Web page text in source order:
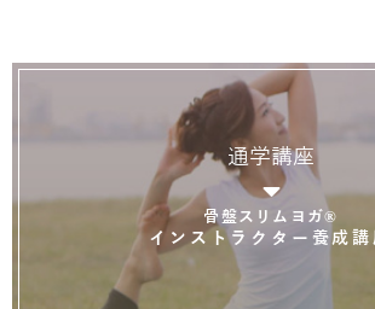
通学講座
骨盤スリムヨガ®
インストラクター養成講